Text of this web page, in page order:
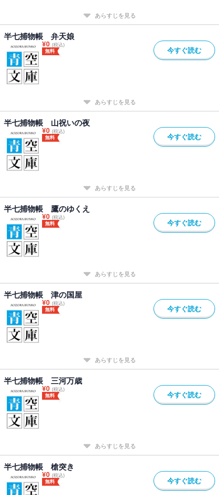
あらすじを見る
半七捕物帳 弁天娘
¥0 (税込)
無料
今すぐ読む
あらすじを見る
半七捕物帳 山祝いの夜
¥0 (税込)
無料
今すぐ読む
あらすじを見る
半七捕物帳 鷹のゆくえ
¥0 (税込)
無料
今すぐ読む
あらすじを見る
半七捕物帳 津の国屋
¥0 (税込)
無料
今すぐ読む
あらすじを見る
半七捕物帳 三河万歳
¥0 (税込)
無料
今すぐ読む
あらすじを見る
半七捕物帳 槍突き
¥0 (税込)
無料
今すぐ読む